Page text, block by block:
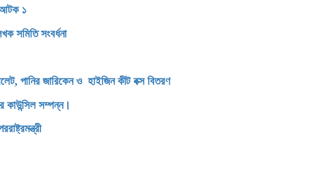
আটক ১
লেখক সমিতি সংবর্ধনা
পানির জারিকেন ও হাইজিন কীট বক্স বিতরণ
কাউন্সিল সম্পন্ন।